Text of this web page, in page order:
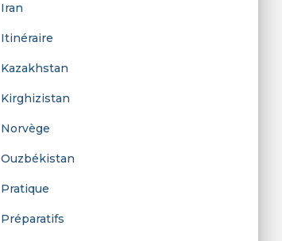
Iran
Itinéraire
Kazakhstan
Kirghizistan
Norvège
Ouzbékistan
Pratique
Préparatifs